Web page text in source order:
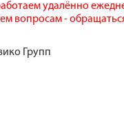
удалённо
вопросам -
Групп